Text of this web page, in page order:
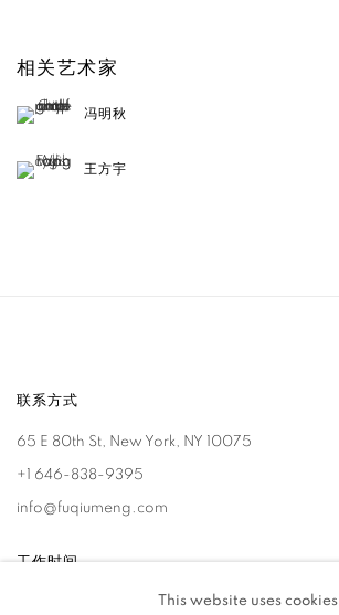
相关艺术家
冯明秋
王方宇
联系方式
65 E 80th St, New York, NY 10075
+1 646-838-9395
info@fuqiumeng.com
工作时间
10 am – 6 pmThis website uses cookies